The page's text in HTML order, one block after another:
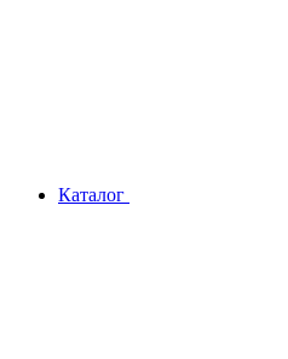
Каталог